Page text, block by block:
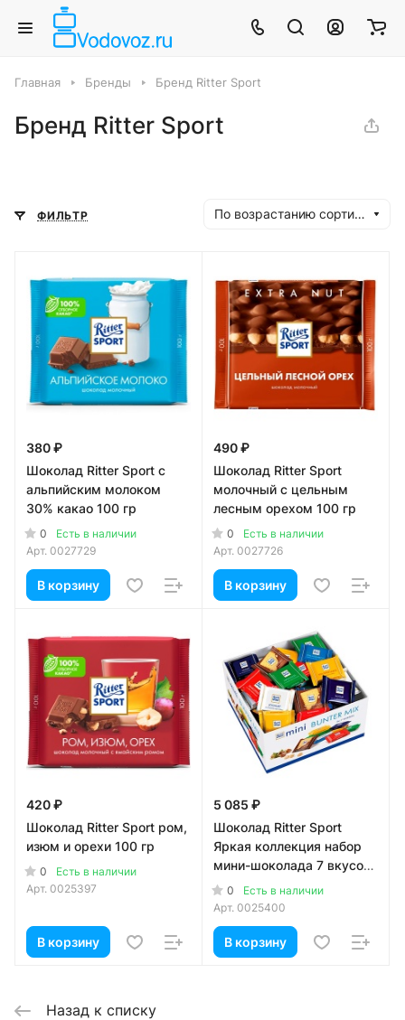
Главная Бренды Бренд Ritter Sport
Бренд Ritter Sport
ФИЛЬТР По возрастанию сортировки
380 ₽
Шоколад Ritter Sport с
альпийским молоком
30% какао 100 гр
0
Есть в наличии
Арт. 0027729
В корзину
490 ₽
Шоколад Ritter Sport
молочный с цельным
лесным орехом 100 гр
0
Есть в наличии
Арт. 0027726
В корзину
420 ₽
Шоколад Ritter Sport ром,
изюм и орехи 100 гр
0
Есть в наличии
Арт. 0025397
В корзину
5 085 ₽
Шоколад Ritter Sport
Яркая коллекция набор
мини-шоколада 7 вкусов
1400 гр
0
Есть в наличии
Арт. 0025400
В корзину
Назад к списку